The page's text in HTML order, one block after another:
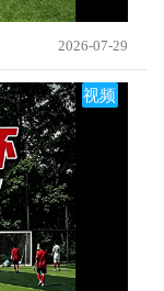
2026-07-29
视频